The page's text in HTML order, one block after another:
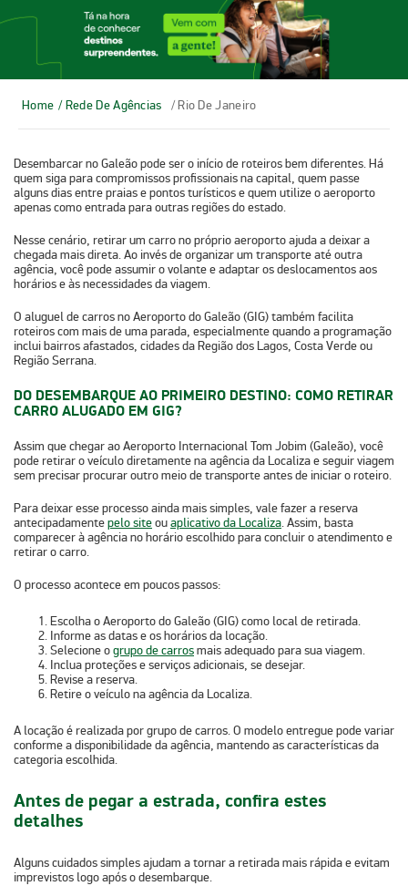
Home / Rede De Agências / Rio De Janeiro
Desembarcar no Galeão pode ser o início de roteiros bem diferentes. Há
quem siga para compromissos profissionais na capital, quem passe
alguns dias entre praias e pontos turísticos e quem utilize o aeroporto
apenas como entrada para outras regiões do estado.
Nesse cenário, retirar um carro no próprio aeroporto ajuda a deixar a
chegada mais direta. Ao invés de organizar um transporte até outra
agência, você pode assumir o volante e adaptar os deslocamentos aos
horários e às necessidades da viagem.
O aluguel de carros no Aeroporto do Galeão (GIG)também facilita
roteiros com mais de uma parada, especialmente quando a programação
inclui bairros afastados, cidades da Região dos Lagos, Costa Verde ou
Região Serrana.
DO DESEMBARQUE AO PRIMEIRO DESTINO: COMO RETIRAR
CARRO ALUGADO EM GIG?
Assim que chegar ao Aeroporto Internacional Tom Jobim (Galeão), você
pode retirar o veículo diretamente na agência da Localizae seguir viagem
sem precisar procurar outro meio de transporte antes de iniciar o roteiro.
Para deixar esse processo ainda mais simples, vale fazer a reserva
antecipadamentepelo siteouaplicativo da Localiza.Assim, basta
comparecer à agência no horário escolhido para concluir o atendimento e
retirar o carro.
O processo acontece em poucos passos:
Escolha oAeroporto do Galeão (GIG)como local de retirada.
Informe asdatase oshoráriosda locação.
Selecione ogrupo de carrosmais adequadopara sua viagem.
Incluaproteçõeseserviços adicionais, se desejar.
Revise a reserva.
Retire o veículo na agência da Localiza.
A locação é realizada por grupo de carros. O modelo entregue pode variar
conforme a disponibilidade da agência, mantendo as características da
categoria escolhida.
Antes de pegar a estrada, confira estes
detalhes
Alguns cuidados simples ajudam a tornar a retirada mais rápida e evitam
imprevistos logo após o desembarque.